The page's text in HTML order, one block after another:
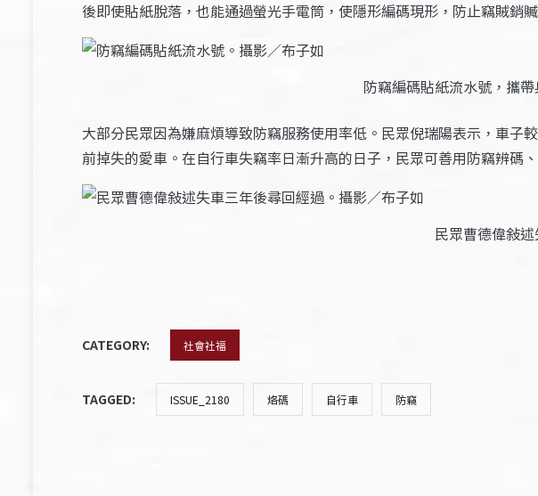
後即使貼紙脫落，也能通過螢光手電筒，使隱形編碼現形，防止竊賊銷贓
防竊編碼貼紙流水號，攜
大部分民眾因為嫌麻煩導致防竊服務使用率低。民眾倪瑞陽表示，車
前掉失的愛車。在自行車失竊率日漸升高的日子，民眾可善用防竊辨碼
民眾曹德偉敍
CATEGORY: 社會社福
TAGGED: ISSUE_2180 烙碼 自行車 防竊